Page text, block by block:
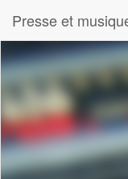
Presse et